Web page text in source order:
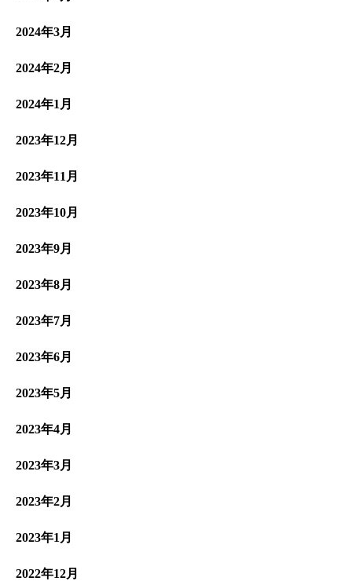
2024年3月
2024年2月
2024年1月
2023年12月
2023年11月
2023年10月
2023年9月
2023年8月
2023年7月
2023年6月
2023年5月
2023年4月
2023年3月
2023年2月
2023年1月
2022年12月